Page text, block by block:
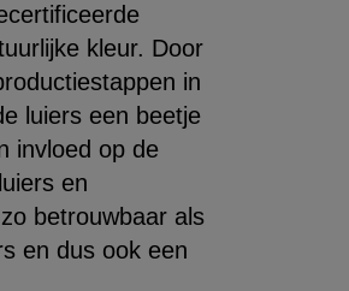
kleur. Door
in
luiers een beetje
invloed op de
en
betrouwbaar als
en dus ook een